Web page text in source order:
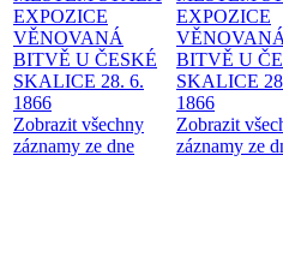
EXPOZICE
VĚNOVANÁ
BITVĚ U ČESKÉ
SKALICE 28. 6.
1866
Zobrazit všechny
záznamy ze dne
EXPOZICE
VĚNOVANÁ
BITVĚ U
SKALICE
1866
Zobrazit
záznamy ze